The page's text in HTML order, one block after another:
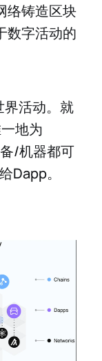
络铸造区块
数字活动的
活动。就
地为
/机器都可
Dapp。